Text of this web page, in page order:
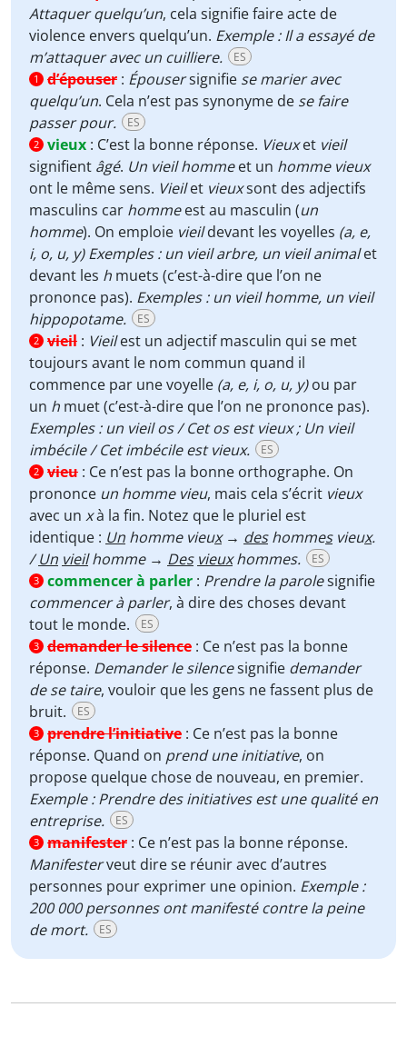
Attaquer quelqu’un, cela signifie faire acte de
violence envers quelqu’un. Exemple : Il a essayé de
m’attaquer avec un cuilliere.
ES
1 d’épouser : Épousersignifie se marier avec
quelqu’un. Cela n’est pas synonyme de se faire
passer pour.
ES
2 vieux : C’est la bonne réponse. Vieuxet vieil
signifient âgé. Un vieil hommeet un homme vieux
ont le même sens. Vieilet vieuxsont des adjectifs
masculins car hommeest au masculin (un
homme). On emploie vieildevant les voyelles (a, e,
i, o, u, y) Exemples : un vieil arbre, un vieil animalet
devant les h muets (c’est-à-dire que l’on ne
prononce pas). Exemples : un vieil homme, un vieil
hippopotame.
ES
2 vieil : Vieilest un adjectif masculin qui se met
toujours avant le nom commun quand il
commence par une voyelle (a, e, i, o, u, y)ou par
un h muet (c’est-à-dire que l’on ne prononce pas).
Exemples : un vieil os / Cet os est vieux ; Un vieil
imbécile / Cet imbécile est vieux.
ES
2 vieu : Ce n’est pas la bonne orthographe. On
prononce un homme vieu, mais cela s’écrit vieux
avec un xà la fin. Notez que le pluriel est
identique : Un homme vieux→ deshommesvieux.
/Un vieilhomme → Des vieuxhommes. ES
3 commencer à parler : Prendre la parolesignifie
commencer à parler, à dire des choses devant
tout le monde.
ES
3 demander le silence : Ce n’est pas la bonne
réponse. Demander le silencesignifie demander
de se taire, vouloir que les gens ne fassent plus de
bruit.
ES
3 prendre l’initiative : Ce n’est pas la bonne
réponse. Quand on prend une initiative, on
propose quelque chose de nouveau, en premier.
Exemple : Prendre des initiatives est une qualité en
entreprise.
ES
3 manifester : Ce n’est pas la bonne réponse.
Manifesterveut dire se réunir avec d’autres
personnes pour exprimer une opinion. Exemple :
200 000 personnes ont manifesté contre la peine
de mort.
ES